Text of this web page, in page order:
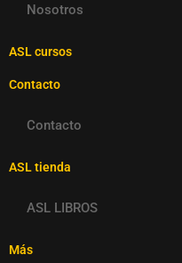
Nosotros
ASL cursos
Contacto
Contacto
ASL tienda
ASL LIBROS
Más